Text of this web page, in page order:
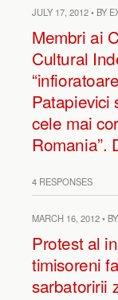
JULY 17, 2012 • BY
Membri ai
Cultural
Patapievici
cele mai
Romania”.
4 RESPONSES
MARCH 16, 2012 •
Protest al
timisoreni
sarbatoririi